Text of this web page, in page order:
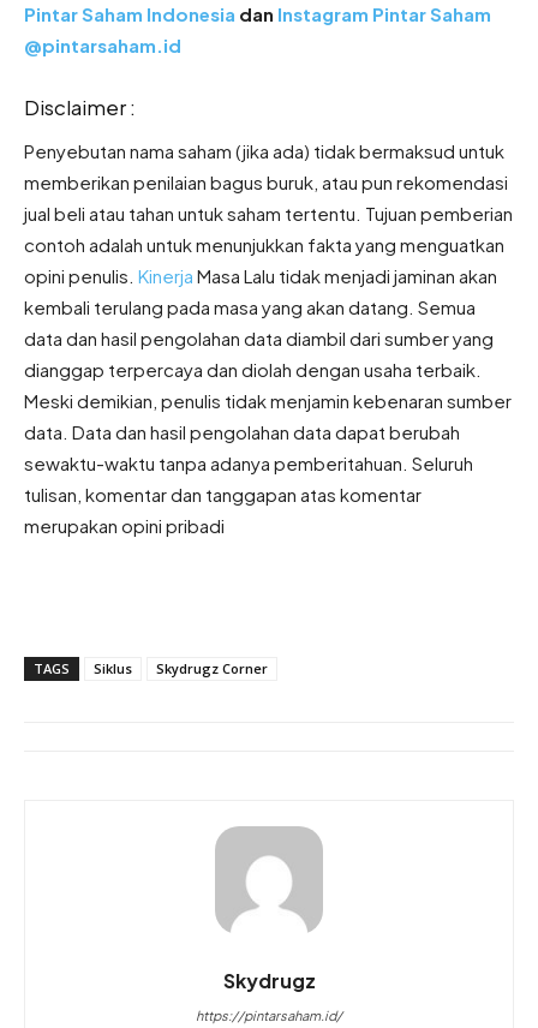
Pintar Saham Indonesia dan Instagram Pintar Saham
@pintarsaham.id
Disclaimer :
Penyebutan nama saham (jika ada) tidak bermaksud untuk
memberikan penilaian bagus buruk, atau pun rekomendasi
jual beli atau tahan untuk saham tertentu. Tujuan pemberian
contoh adalah untuk menunjukkan fakta yang menguatkan
opini penulis. Kinerja Masa Lalu tidak menjadi jaminan akan
kembali terulang pada masa yang akan datang. Semua
data dan hasil pengolahan data diambil dari sumber yang
dianggap terpercaya dan diolah dengan usaha terbaik.
Meski demikian, penulis tidak menjamin kebenaran sumber
data. Data dan hasil pengolahan data dapat berubah
sewaktu-waktu tanpa adanya pemberitahuan. Seluruh
tulisan, komentar dan tanggapan atas komentar
merupakan opini pribadi
TAGS Siklus Skydrugz Corner
Skydrugz
https://pintarsaham.id/